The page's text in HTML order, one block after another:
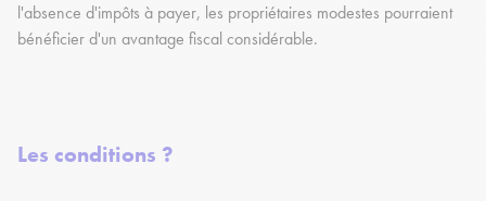
l'absence d'impôts à payer, les propriétaires modestes pourraient
bénéficier d'un avantage fiscal considérable.
Les conditions ?